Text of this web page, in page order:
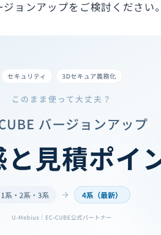
ョンアップをご検討ください。